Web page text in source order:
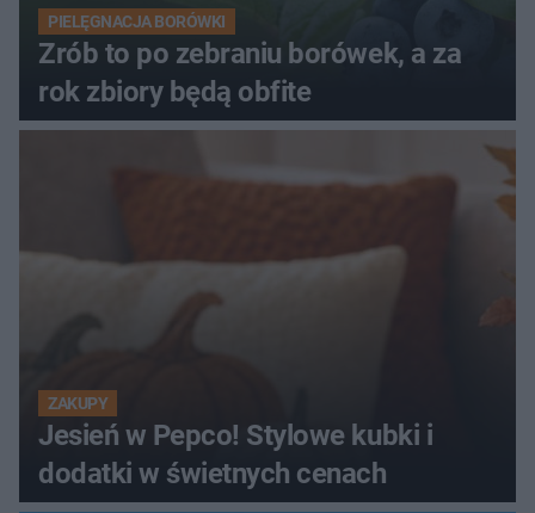
PIELĘGNACJA BORÓWKI
Zrób to po zebraniu borówek, a za
rok zbiory będą obfite
ZAKUPY
Jesień w Pepco! Stylowe kubki i
dodatki w świetnych cenach